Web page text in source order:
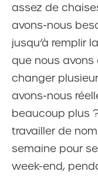
assez de
avons-nous
jusqu‘à remplir
que nous
changer
avons-nous
beaucoup plus
travailler de
semaine pour
week-end,